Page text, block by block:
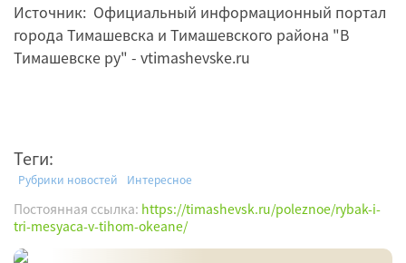
Источник: Официальный информационный портал
города Тимашевска и Тимашевского района "В
Тимашевске ру" - vtimashevske.ru
Теги:
Рубрики новостей Интересное
Постоянная ссылка: https://timashevsk.ru/poleznoe/rybak-i-
tri-mesyaca-v-tihom-okeane/